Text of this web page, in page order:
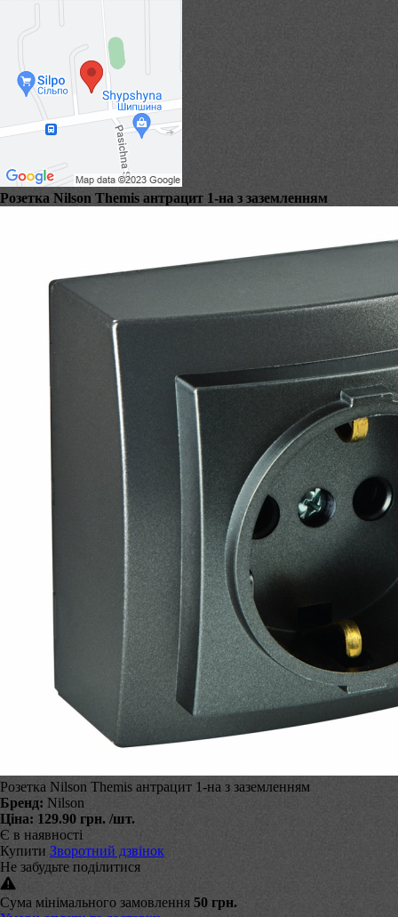
Розетка Nilson Themis антрацит 1-на з заземленням
Розетка Nilson Themis антрацит 1-на з заземленням
Бренд: Nilson
Ціна: 129.90 грн. /шт.
Є в наявності
Купити Зворотний дзвінок
Не забудьте поділитися
Сума мінімального замовлення 50 грн.